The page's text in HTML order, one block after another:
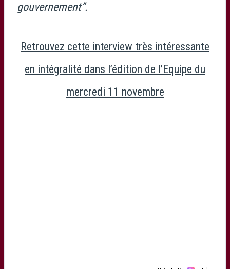
gouvernement”.
Retrouvez cette interview très intéressante
en intégralité dans l’édition de l’Equipe du
mercredi 11 novembre